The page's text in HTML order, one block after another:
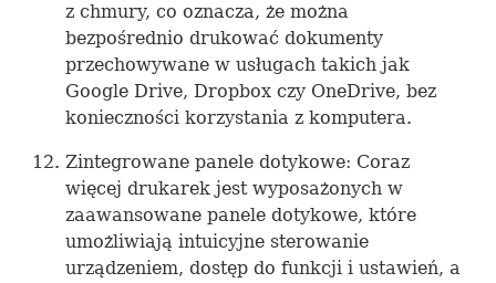
z chmury, co oznacza, że można
bezpośrednio drukować dokumenty
przechowywane w usługach takich jak
Google Drive, Dropbox czy OneDrive, bez
konieczności korzystania z komputera.
Zintegrowane panele dotykowe: Coraz
więcej drukarek jest wyposażonych w
zaawansowane panele dotykowe, które
umożliwiają intuicyjne sterowanie
urządzeniem, dostęp do funkcji i ustawień, a